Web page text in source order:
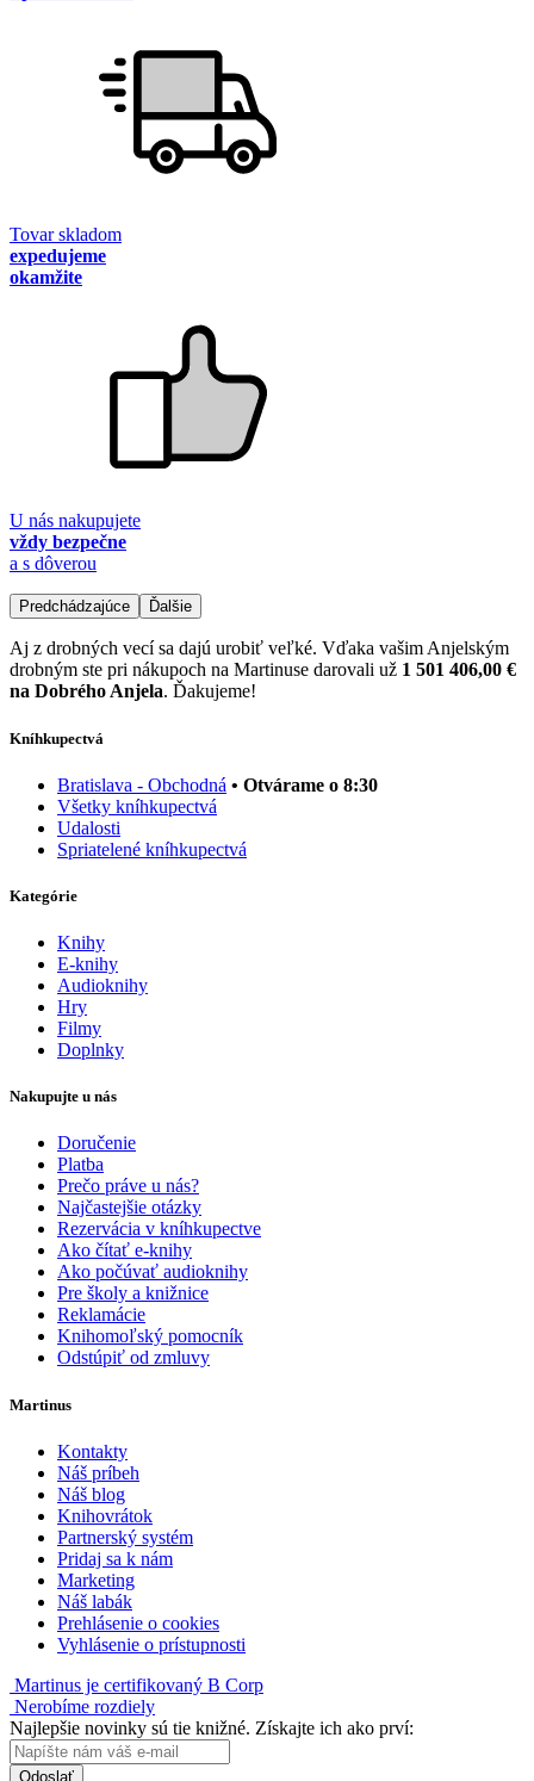
Tovar skladom
expedujeme
okamžite
U nás nakupujete
vždy bezpečne
a s dôverou
Predchádzajúce Ďalšie
Aj z drobných vecí sa dajú urobiť veľké. Vďaka vašim Anjelským
drobným ste pri nákupoch na Martinuse darovali už 1 501 406,00 €
na Dobrého Anjela. Ďakujeme!
Kníhkupectvá
Bratislava - Obchodná • Otvárame o 8:30
Všetky kníhkupectvá
Udalosti
Spriatelené kníhkupectvá
Kategórie
Knihy
E-knihy
Audioknihy
Hry
Filmy
Doplnky
Nakupujte u nás
Doručenie
Platba
Prečo práve u nás?
Najčastejšie otázky
Rezervácia v kníhkupectve
Ako čítať e-knihy
Ako počúvať audioknihy
Pre školy a knižnice
Reklamácie
Knihomoľský pomocník
Odstúpiť od zmluvy
Martinus
Kontakty
Náš príbeh
Náš blog
Knihovrátok
Partnerský systém
Pridaj sa k nám
Marketing
Náš labák
Prehlásenie o cookies
Vyhlásenie o prístupnosti
Martinus je certifikovaný B Corp
Nerobíme rozdiely
Najlepšie novinky sú tie knižné. Získajte ich ako prví:
Odoslať